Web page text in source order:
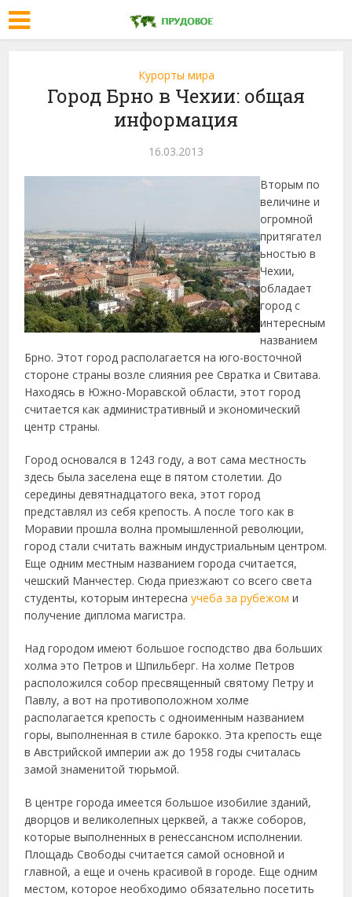
Курорты мира
Город Брно в Чехии: общая
информация
16.03.2013
Вторым по
величине и
огромной
притягател
ьностью в
Чехии,
обладает
город с
интересным
названием
Брно. Этот город располагается на юго-восточной
стороне страны возле слияния рее Свратка и Свитава.
Находясь в Южно-Моравской области, этот город
считается как административный и экономический
центр страны.
Город основался в 1243 году, а вот сама местность
здесь была заселена еще в пятом столетии. До
середины девятнадцатого века, этот город
представлял из себя крепость. А после того как в
Моравии прошла волна промышленной революции,
город стали считать важным индустриальным центром.
Еще одним местным названием города считается,
чешский Манчестер. Сюда приезжают со всего света
студенты, которым интереснаучеба за рубежом и
получение диплома магистра.
Над городом имеют большое господство два больших
холма это Петров и Шпильберг. На холме Петров
расположился собор пресвященный святому Петру и
Павлу, а вот на противоположном холме
располагается крепость с одноименным названием
горы, выполненная в стиле барокко. Эта крепость еще
в Австрийской империи аж до 1958 годы считалась
замой знаменитой тюрьмой.
В центре города имеется большое изобилие зданий,
дворцов и великолепных церквей, а также соборов,
которые выполненных в ренессансном исполнении.
Площадь Свободы считается самой основной и
главной, а еще и очень красивой в городе. Еще одним
местом, которое необходимо обязательно посетить